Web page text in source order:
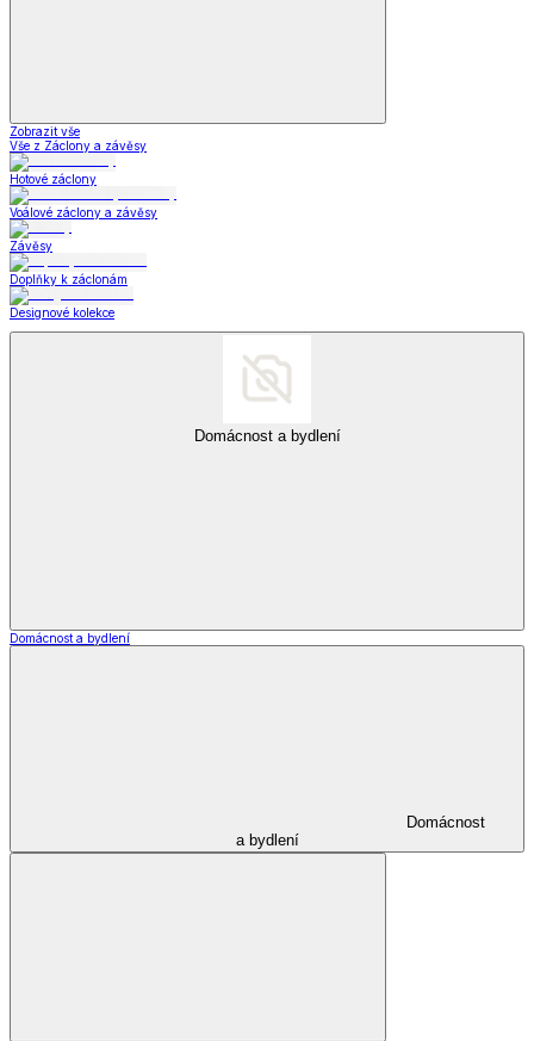
Zobrazit vše
Vše z Záclony a závěsy
Hotové záclony
Voálové záclony a závěsy
Závěsy
Doplňky k záclonám
Designové kolekce
Domácnost a bydlení
Domácnost a bydlení
Domácnost
a bydlení